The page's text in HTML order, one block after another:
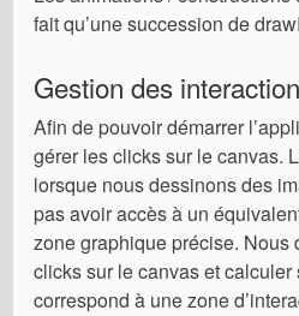
fait qu’une succession de
Gestion des
Afin de pouvoir démarrer
gérer les clicks sur le canvas.
lorsque nous dessinons des
pas avoir accès à un
zone graphique précise. Nous
clicks sur le canvas et
correspond à une zone